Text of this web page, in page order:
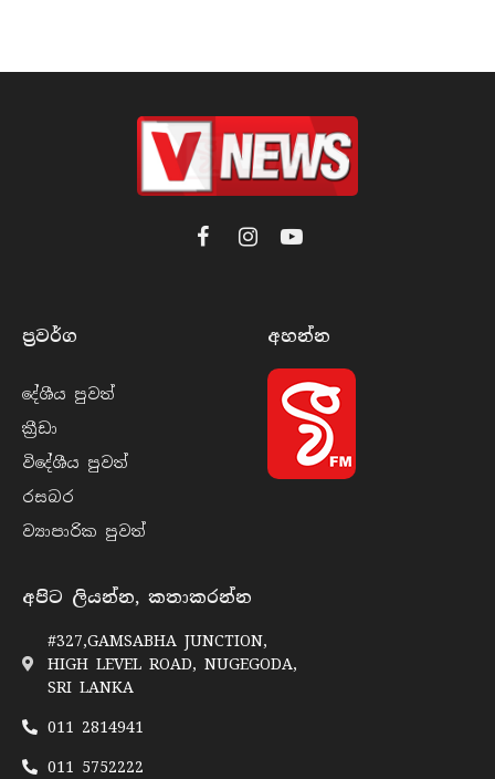
FacebookInstagramYouTube
ප්‍රවර්​ග
දේශීය පුව​ත්
ක්‍රී​ඩා
විදේශීය පුව​ත්
රසබ​ර
ව්‍යාපාරික පුව​ත්
අහන්​න
අපිට ලියන්න, කතාකරන්න
#327,GAMSABHA JUNCTION,
HIGH LEVEL ROAD, NUGEGODA,
SRI LANKA
011 2814941
011 5752222